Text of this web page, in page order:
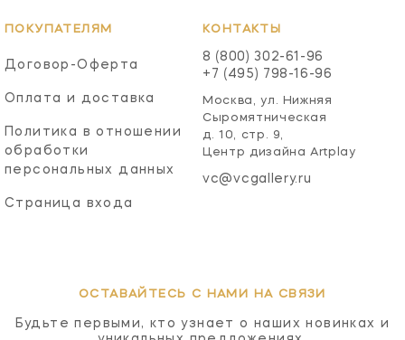
ПОКУПАТЕЛЯМ
Договор-Оферта
Оплата и доставка
Политика в отношении
обработки
персональных данных
Страница входа
КОНТАКТЫ
8 (800) 302-61-96
+7 (495) 798-16-96
Москва, ул. Нижняя
Сыромятническая
д. 10, стр. 9,
Центр дизайна Artplay
vc@vcgallery.ru
ОСТАВАЙТЕСЬ С НАМИ НА СВЯЗИ
Будьте первыми, кто узнает о наших новинках и